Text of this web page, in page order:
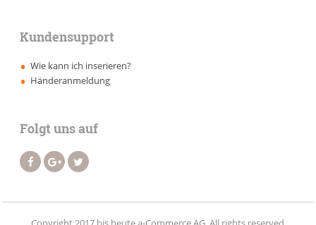
Kundensupport
Wie kann ich inserieren?
Händeranmeldung
Folgt uns auf